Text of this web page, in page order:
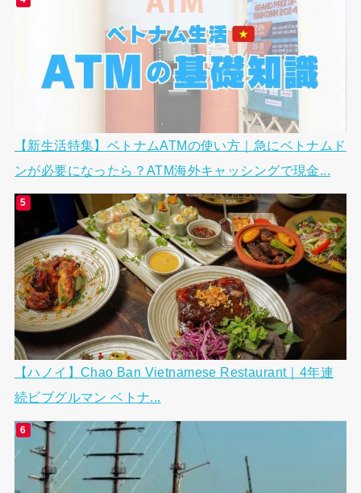
【新生活特集】ベトナムATMの使い方｜急にベトナムド
ンが必要になったら？ATM海外キャッシングで現金...
【ハノイ】Chao Ban Vietnamese Restaurant｜4年連
続ビブグルマン ベトナ...